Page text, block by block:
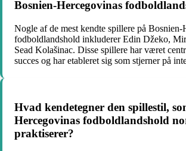
Bosnien-Hercegovinas
Nogle af de mest kendte spillere på Bosnien-
fodboldlandshold inkluderer Edin Džeko,
Sead Kolašinac. Disse spillere har været
succes og har etableret sig som stjerner på
Hvad kendetegner den spillestil,
Hercegovinas fodboldlandshold
praktiserer?